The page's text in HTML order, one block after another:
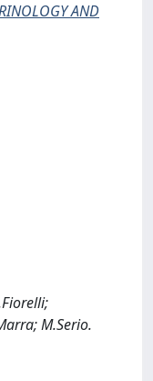
AND
M.Serio.